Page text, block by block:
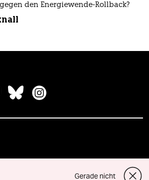
den Energiewende-Rollback?
Gerade nicht